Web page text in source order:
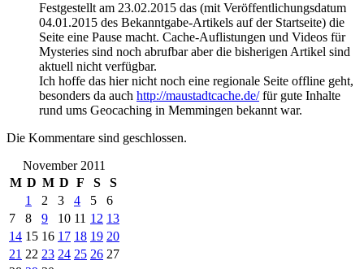
Festgestellt am 23.02.2015 das (mit Veröffentlichungsdatum
04.01.2015 des Bekanntgabe-Artikels auf der Startseite) die
Seite eine Pause macht. Cache-Auflistungen und Videos für
Mysteries sind noch abrufbar aber die bisherigen Artikel sind
aktuell nicht verfügbar.
Ich hoffe das hier nicht noch eine regionale Seite offline geht,
besonders da auch http://maustadtcache.de/für gute Inhalte
rund ums Geocaching in Memmingen bekannt war.
Die Kommentare sind geschlossen.
November 2011
M D M D F S
S
1
2 3 4 5
6
7
8 9 10 11 12 13
14 15 16 17 18 19 20
21 22 23 24 25 26 27